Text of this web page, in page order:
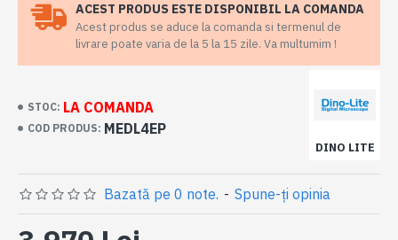
ACEST PRODUS ESTE DISPONIBIL LA COMANDA
Acest produs se aduce la comanda si termenul de
livrare poate varia de la 5 la 15 zile. Va multumim !
STOC: LA COMANDA
COD PRODUS: MEDL4EP
DINO LITE
Bazată pe 0 note. - Spune-ţi opinia